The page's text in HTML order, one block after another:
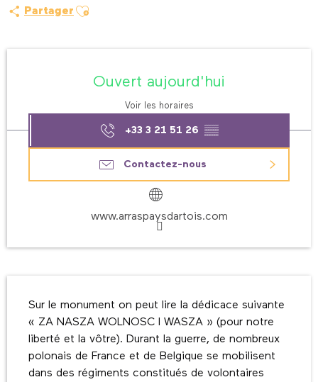
Partager Ajouter aux favoris
Ouvert aujourd'hui
Voir les horaires
+33 3 21 51 26 ▒▒
Contactez-nous
www.arraspaysdartois.com
Sur le monument on peut lire la dédicace suivante
« ZA NASZA WOLNOSC I WASZA » (pour notre
liberté et la vôtre). Durant la guerre, de nombreux
polonais de France et de Belgique se mobilisent
dans des régiments constitués de volontaires